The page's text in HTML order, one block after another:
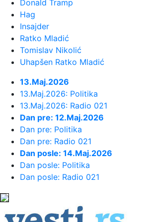
00:02:
23:54:TEŽAK UDARAC ZA
EVROPU: Važan igrač
23:46:Bivši igrač Barselone
Anđeles
23:45: Izgubili ste pasoš
Ne paničite: Ovo su koraci
23:40:Svetske DJ zvezde
na prvi Circus Maximus:
krv": Prikupljeno je ukupno
Donald Tramp
Hag
Insajder
Ratko Mladić
Tomislav Nikolić
Uhapšen Ratko Mladić
13.Maj.2026
13.Maj.2026: Politika
13.Maj.2026: Radio 021
Dan pre: 12.Maj.2026
Dan pre: Politika
Dan pre: Radio 021
Dan posle: 14.Maj.2026
Dan posle: Politika
Dan posle: Radio 021